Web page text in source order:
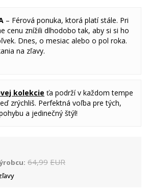
– Férová ponuka, ktorá platí stále. Pri
cenu znížili dlhodobo tak, aby si si ho
Dnes, o mesiac alebo o pol roka.
na zľavy.
kolekcie ťa podrží v každom tempe
zrýchliš. Perfektná voľba pre tých,
a jedinečný štýl!
64,99 EUR